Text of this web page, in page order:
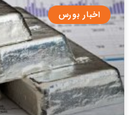
اخبار بورس